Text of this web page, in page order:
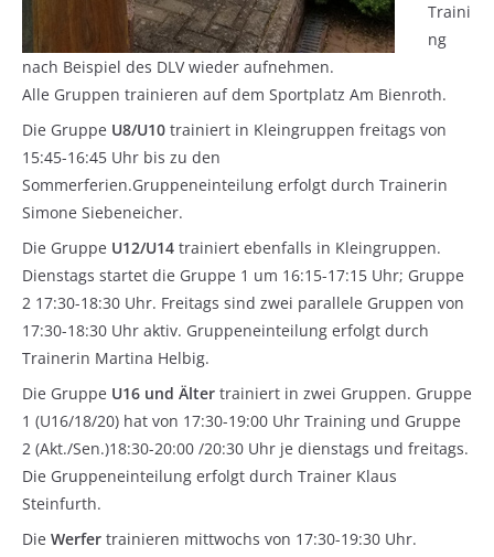
Traini
ng
nach Beispiel des DLV wieder aufnehmen.
Alle Gruppen trainieren auf dem Sportplatz Am Bienroth.
Die Gruppe U8/U10 trainiert in Kleingruppen freitags von
15:45-16:45 Uhr bis zu den
Sommerferien.Gruppeneinteilung erfolgt durch Trainerin
Simone Siebeneicher.
Die Gruppe U12/U14 trainiert ebenfalls in Kleingruppen.
Dienstags startet die Gruppe 1 um 16:15-17:15 Uhr; Gruppe
2 17:30-18:30 Uhr. Freitags sind zwei parallele Gruppen von
17:30-18:30 Uhr aktiv. Gruppeneinteilung erfolgt durch
Trainerin Martina Helbig.
Die Gruppe U16 und Älter trainiert in zwei Gruppen. Gruppe
1 (U16/18/20) hat von 17:30-19:00 Uhr Training und Gruppe
2 (Akt./Sen.)18:30-20:00 /20:30 Uhr je dienstags und freitags.
Die Gruppeneinteilung erfolgt durch Trainer Klaus
Steinfurth.
Die Werfer trainieren mittwochs von 17:30-19:30 Uhr.